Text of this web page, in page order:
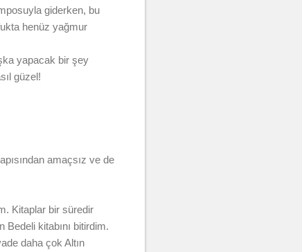
giderken, bu
henüz yağmur
yapacak bir şey
güzel!
amaçsız ve de
Kitaplar bir süredir
kitabını bitirdim.
daha çok Altın